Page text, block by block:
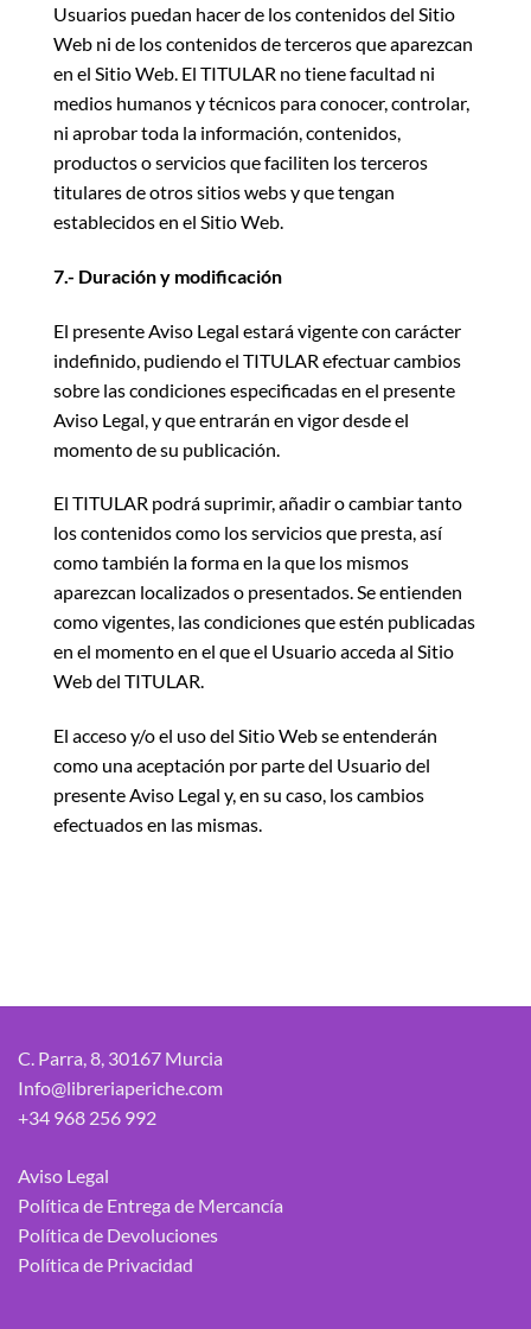
Usuarios puedan hacer de los contenidos del Sitio
Web ni de los contenidos de terceros que aparezcan
en el Sitio Web. El TITULAR no tiene facultad ni
medios humanos y técnicos para conocer, controlar,
ni aprobar toda la información, contenidos,
productos o servicios que faciliten los terceros
titulares de otros sitios webs y que tengan
establecidos en el Sitio Web.
7.- Duración y modificación
El presente Aviso Legal estará vigente con carácter
indefinido, pudiendo el TITULAR efectuar cambios
sobre las condiciones especificadas en el presente
Aviso Legal, y que entrarán en vigor desde el
momento de su publicación.
El TITULAR podrá suprimir, añadir o cambiar tanto
los contenidos como los servicios que presta, así
como también la forma en la que los mismos
aparezcan localizados o presentados. Se entienden
como vigentes, las condiciones que estén publicadas
en el momento en el que el Usuario acceda al Sitio
Web del TITULAR.
El acceso y/o el uso del Sitio Web se entenderán
como una aceptación por parte del Usuario del
presente Aviso Legal y, en su caso, los cambios
efectuados en las mismas.
C. Parra, 8, 30167 Murcia
Info@libreriaperiche.com
+34 968 256 992
Aviso Legal
Política de Entrega de Mercancía
Política de Devoluciones
Política de Privacidad